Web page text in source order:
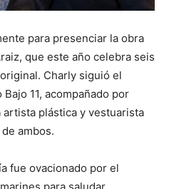
para presenciar la obra
que este año celebra seis
Charly siguió el
11, acompañado por
plástica y vestuarista
ambos.
fue ovacionado por el